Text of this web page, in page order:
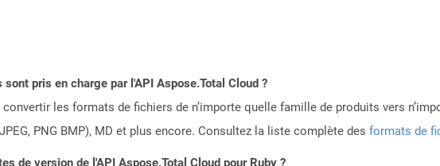
pris en charge par l'API Aspose.Total Cloud ?
les formats de fichiers de n’importe quelle famille de produits vers
JPEG, PNG BMP), MD et plus encore. Consultez la liste complète des formats de
de version de l'API Aspose.Total Cloud pour Ruby ?